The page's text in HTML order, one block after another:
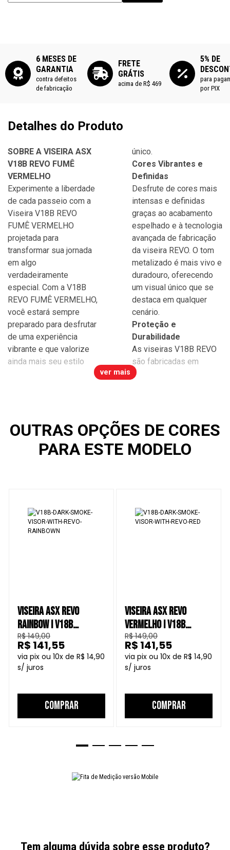
6 MESES DE
GARANTIA
contra defeitos
de fabricação
FRETE
GRÁTIS
acima de R$ 469
5% DE
para
por PIX
Detalhes do Produto
SOBRE A VISEIRA ASX
V18B REVO FUMÊ
VERMELHO
Experimente a liberdade
de cada passeio com a
Viseira V18B REVO
FUMÊ VERMELHO
projetada para
transformar sua jornada
em algo
verdadeiramente
especial. Com a V18B
REVO FUMÊ VERMELHO,
você estará sempre
preparado para desfrutar
de uma experiência
vibrante e que valorize
ainda mais seu estilo
único.
Cores Vibrantes e
Definidas
Desfrute de cores mais
intensas e definidas
graças ao acabamento
espelhado e à tecnologia
avançada de fabricação
da viseira REVO. O tom
metalizado é mais vivo e
duradouro, oferecendo
um visual único que se
destaca em qualquer
cenário.
Proteção e
Durabilidade
As viseiras V18B REVO
são fabricadas em
ver mais
OUTRAS OPÇÕES DE CORES
PARA ESTE MODELO
VISEIRA ASX REVO
RAINBOW I V18B
CAPACETE FECHADO
R$ 149,00
10
R$ 14,90
R$ 141,55
COMPRAR
VISEIRA ASX REVO
VERMELHO I V18B
CAPACETE FECHADO
R$ 149,00
10
R$ 14,90
R$ 141,55
COMPRAR
Tem alguma dúvida sobre esse produto?